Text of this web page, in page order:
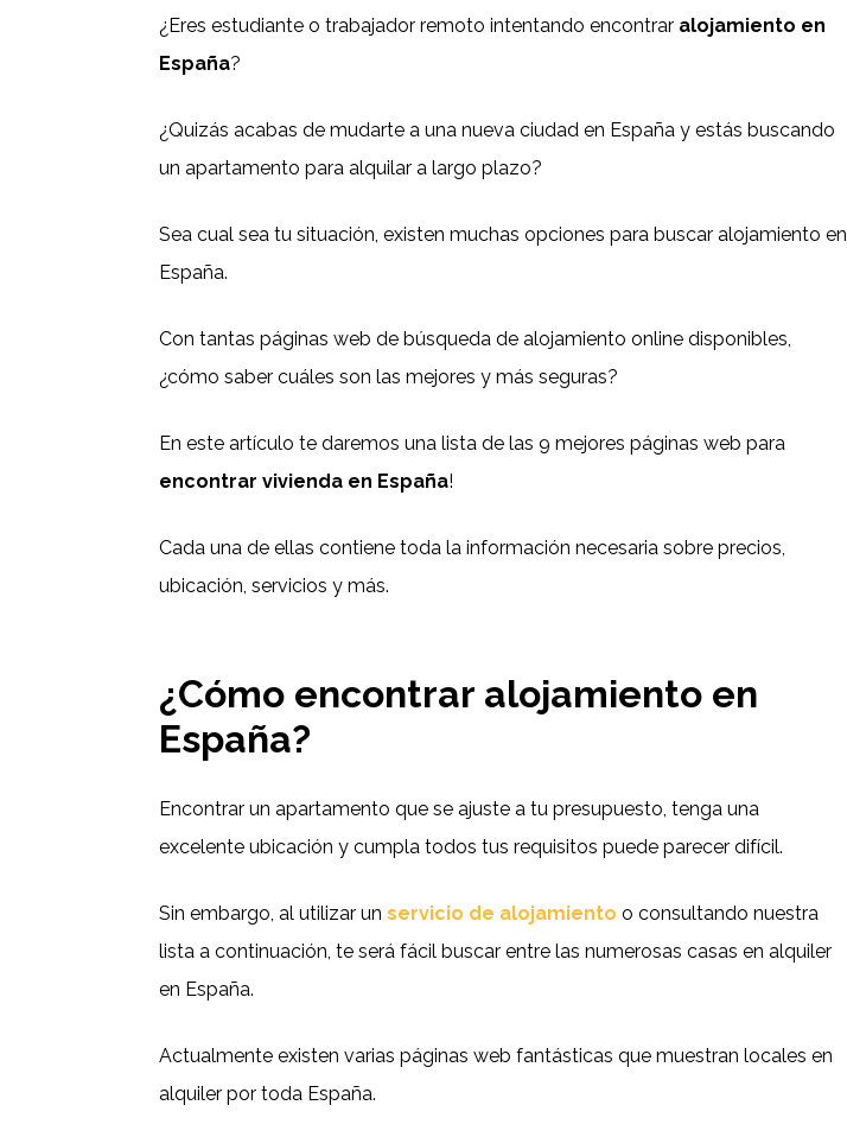
¿Eres estudiante o trabajador remoto intentando encontrar alojamiento en
España?
¿Quizás acabas de mudarte a una nueva ciudad en España y estás buscando
un apartamento para alquilar a largo plazo?
Sea cual sea tu situación, existen muchas opciones para buscar alojamiento en
España.
Con tantas páginas web de búsqueda de alojamiento online disponibles,
¿cómo saber cuáles son las mejores y más seguras?
En este artículo te daremos una lista de las 9 mejores páginas web para
encontrar vivienda en España!
Cada una de ellas contiene toda la información necesaria sobre precios,
ubicación, servicios y más.
¿Cómo encontrar alojamiento en
España?
Encontrar un apartamento que se ajuste a tu presupuesto, tenga una
excelente ubicación y cumpla todos tus requisitos puede parecer difícil.
Sin embargo, al utilizar un servicio de alojamiento o consultando nuestra
lista a continuación, te será fácil buscar entre las numerosas casas en alquiler
en España.
Actualmente existen varias páginas web fantásticas que muestran locales en
alquiler por toda España.